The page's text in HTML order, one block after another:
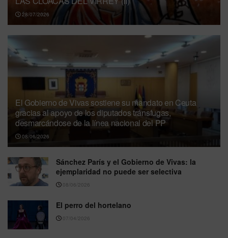
28/07/2026
El Gobierno de Vivas sostiene su mandato en Ceuta
gracias al apoyo de los diputados tránsfugas,
desmarcándose de la línea nacional del PP
08/06/2026
Sánchez París y el Gobierno de Vivas: la
ejemplaridad no puede ser selectiva
08/06/2026
El perro del hortelano
07/04/2026